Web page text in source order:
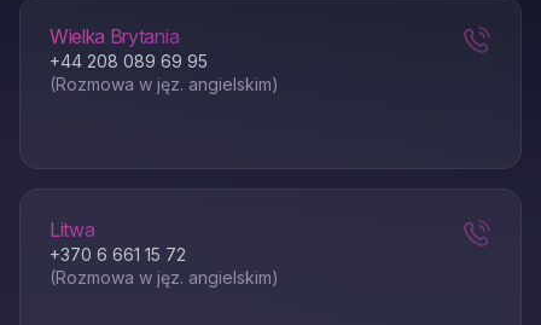
Wielka Brytania
+44 208 089 69 95
(Rozmowa w jęz. angielskim)
Litwa
+370 6 661 15 72
(Rozmowa w jęz. angielskim)